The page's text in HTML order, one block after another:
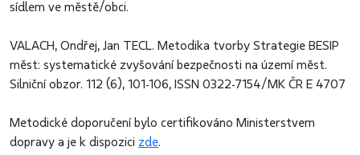
sídlem ve městě/obci.
VALACH, Ondřej, Jan TECL. Metodika tvorby Strategie BESIP
měst: systematické zvyšování bezpečnosti na území měst.
Silniční obzor. 112 (6), 101-106, ISSN 0322-7154/MK ČR E 4707
Metodické doporučení bylo certifikováno Ministerstvem
dopravy a je k dispozici zde.